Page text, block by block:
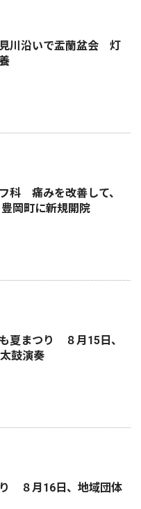
川沿いで盂蘭盆会 灯
科 痛みを改善して、
岡町に新規開院
夏まつり ８月15日、
鼓演奏
８月16日、地域団体